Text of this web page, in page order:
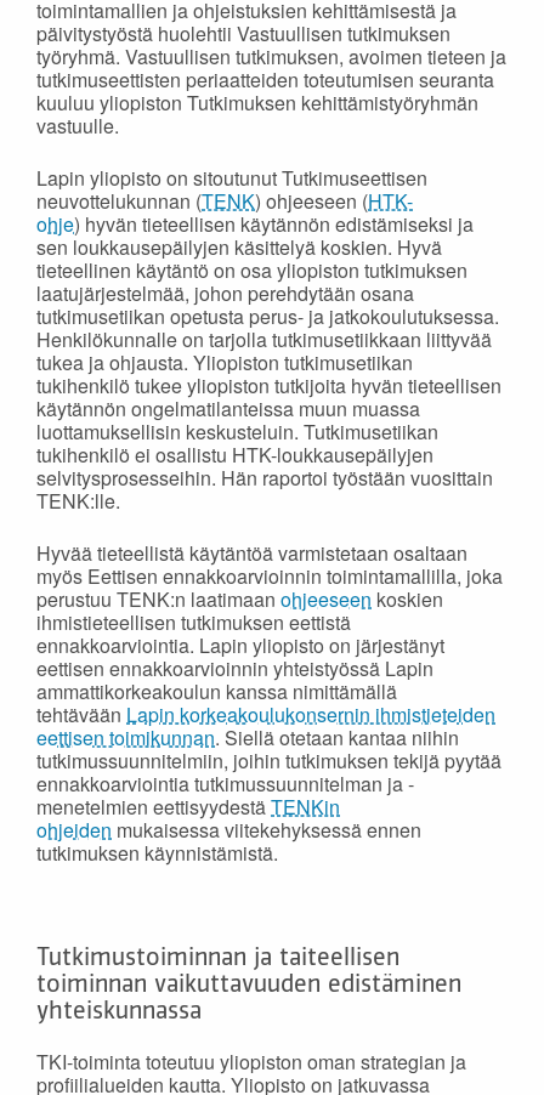
toimintamallien ja ohjeistuksien kehittämisestä ja
päivitystyöstä huolehtii Vastuullisen tutkimuksen
työryhmä. Vastuullisen tutkimuksen, avoimen tieteen ja
tutkimuseettisten periaatteiden toteutumisen seuranta
kuuluu yliopiston Tutkimuksen kehittämistyöryhmän
vastuulle.
Lapin yliopisto on sitoutunut Tutkimuseettisen
neuvottelukunnan (TENK) ohjeeseen (HTK-
ohje) hyvän tieteellisen käytännön edistämiseksi ja
sen loukkausepäilyjen käsittelyä koskien. Hyvä
tieteellinen käytäntö on osa yliopiston tutkimuksen
laatujärjestelmää, johon perehdytään osana
tutkimusetiikan opetusta perus- ja jatkokoulutuksessa.
Henkilökunnalle on tarjolla tutkimusetiikkaan liittyvää
tukea ja ohjausta. Yliopiston tutkimusetiikan
tukihenkilö tukee yliopiston tutkijoita hyvän tieteellisen
käytännön ongelmatilanteissa muun muassa
luottamuksellisin keskusteluin. Tutkimusetiikan
tukihenkilö ei osallistu HTK-loukkausepäilyjen
selvitysprosesseihin. Hän raportoi työstään vuosittain
TENK:lle.
Hyvää tieteellistä käytäntöä varmistetaan osaltaan
myös Eettisen ennakkoarvioinnin toimintamallilla, joka
perustuu TENK:n laatimaan ohjeeseen koskien
ihmistieteellisen tutkimuksen eettistä
ennakkoarviointia. Lapin yliopisto on järjestänyt
eettisen ennakkoarvioinnin yhteistyössä Lapin
ammattikorkeakoulun kanssa nimittämällä
tehtävään Lapin korkeakoulukonsernin ihmistieteiden
eettisen toimikunnan. Siellä otetaan kantaa niihin
tutkimussuunnitelmiin, joihin tutkimuksen tekijä pyytää
ennakkoarviointia tutkimussuunnitelman ja -
menetelmien eettisyydestäTENKin
ohjeiden mukaisessa viitekehyksessä ennen
tutkimuksen käynnistämistä.
Tutkimustoiminnan ja taiteellisen
toiminnan vaikuttavuuden edistäminen
yhteiskunnassa
TKI-toiminta toteutuu yliopiston oman strategian ja
profiilialueiden kautta. Yliopisto on jatkuvassa